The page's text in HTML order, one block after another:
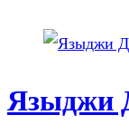
Языджи